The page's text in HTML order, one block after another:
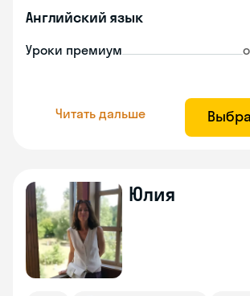
Английский язык
Уроки премиум
Читать дальше
Юлия